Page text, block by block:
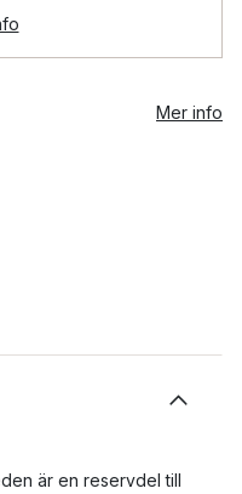
Mer info
är en reservdel till